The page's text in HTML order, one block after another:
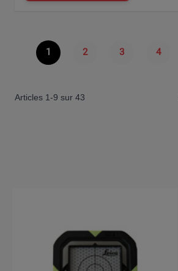
Articles 1-9 sur 43
Vous lisez actuellement la page
1 Page
2 Page
3 Page
4